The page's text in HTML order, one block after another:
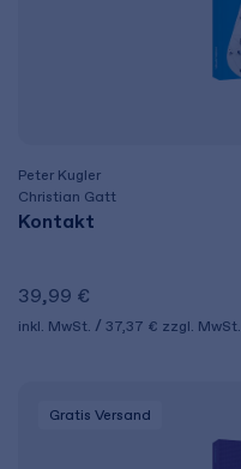
Peter Kugler
Christian Gatt
Kontakt
39,99 €
inkl. MwSt. 37,37 € zzgl. MwSt.
Gratis Versand